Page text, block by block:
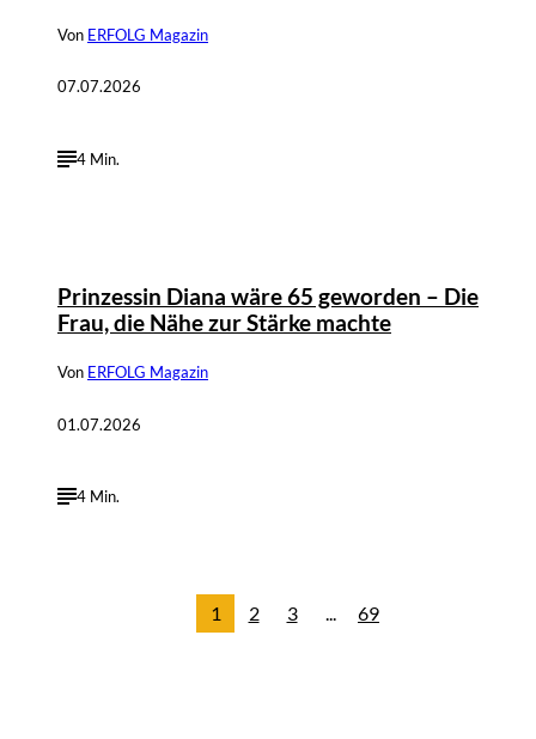
Von ERFOLG Magazin
07.07.2026
4 Min.
Prinzessin Diana wäre 65 geworden – Die
Frau, die Nähe zur Stärke machte
Von ERFOLG Magazin
01.07.2026
4 Min.
1 2 3 ... 69